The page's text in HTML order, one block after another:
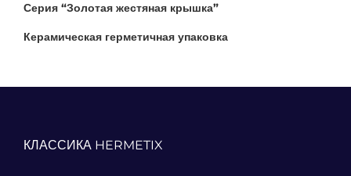
Серия “Золотая жестяная крышка”
Керамическая герметичная упаковка
КЛАССИКА HERMETIX